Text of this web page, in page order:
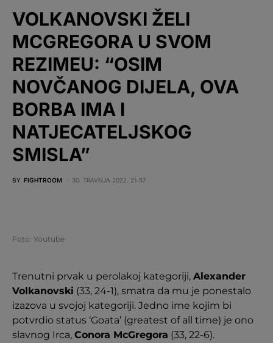
VOLKANOVSKI ŽELI
MCGREGORA U SVOM
REZIMEU: “OSIM
NOVČANOG DIJELA, OVA
BORBA IMA I
NATJECATELJSKOG
SMISLA”
BY FIGHTROOM 30. TRAVNJA 2022. 21:57
Foto: Youtube
Trenutni prvak u perolakoj kategoriji, Alexander
Volkanovski (33, 24-1), smatra da mu je ponestalo
izazova u svojoj kategoriji. Jedno ime kojim bi
potvrdio status ‘Goata’ (greatest of all time) je ono
slavnog Irca, Conora McGregora (33, 22-6).